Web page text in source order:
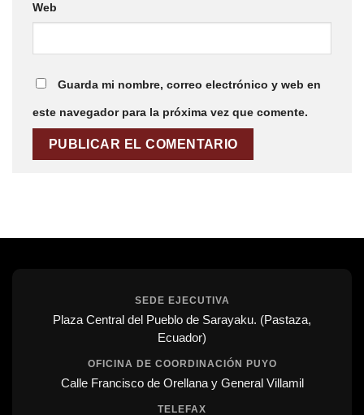
Web
Guarda mi nombre, correo electrónico y web en
este navegador para la próxima vez que comente.
SEDE EJECUTIVA
Plaza Central del Pueblo de Sarayaku. (Pastaza,
Ecuador)
OFICINA DE COORDINACIÓN PUYO
Calle Francisco de Orellana y General Villamil
TELEFAX